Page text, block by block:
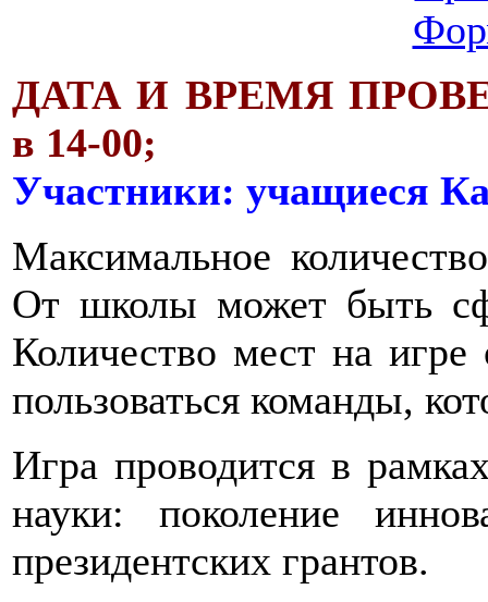
ДАТА И ВРЕМЯ
в 14-00;
Участники: учащиеся
Максимальное
От школы может быть
Количество мест на игре
пользоваться команды,
Игра проводится в
науки: поколение
президентских грантов.